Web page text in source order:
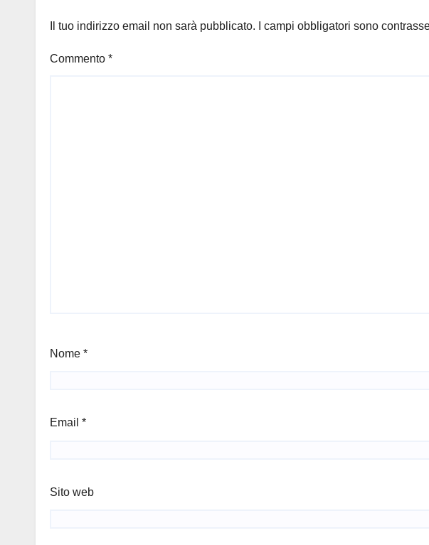
Il tuo indirizzo email non sarà pubblicato. I campi obbligatori sono
Commento *
Nome *
Email *
Sito web